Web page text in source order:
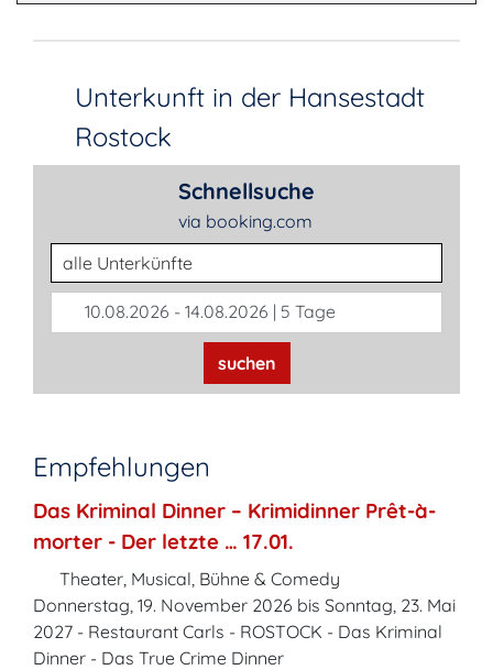
Unterkunft in der Hansestadt
Rostock
Schnellsuche
via booking.com
Unterkunftsart
10.08.2026 - 14.08.2026 | 5 Tage
suchen
Empfehlungen
Das Kriminal Dinner – Krimidinner Prêt-à-
morter - Der letzte … 17.01.
Theater, Musical, Bühne & Comedy
Donnerstag, 19. November 2026 bis Sonntag, 23. Mai
2027 - Restaurant Carls - ROSTOCK - Das Kriminal
Dinner - Das True Crime Dinner